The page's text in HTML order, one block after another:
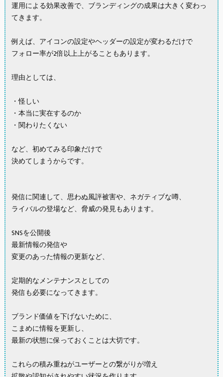
運用による効果改善で、ブランディングの成果は大きく変わっ
てきます。
例えば、アイコンの設定やヘッダーの設定が変わるだけで
フォロー率が2倍以上上がることもあります。
理由としては、
・怪しい
・本当に実在するのか
・関わりたくない
など、初めてみる印象だけで
決めてしまうからです。
発信に関連して、思わぬ風評被害や、ネガティブな噂、
ライバルの登場など、脅威の発見もあります。
SNSを公開後
最新情報の発信や
変更のあった情報の更新など、
定期的なメンテナンスとしての
発信も必要になってきます。
ブランド価値を下げないために、
こまめに情報を更新し、
最新の状態に保っておくことは大切です。
これらの積み重ねがユーザーとの繋がりが増え